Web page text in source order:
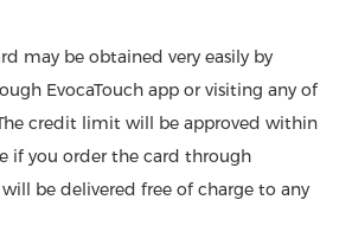
may be obtained very easily by
EvocaTouch app or visiting any of
credit limit will be approved within
if you order the card through
will be delivered free of charge to any